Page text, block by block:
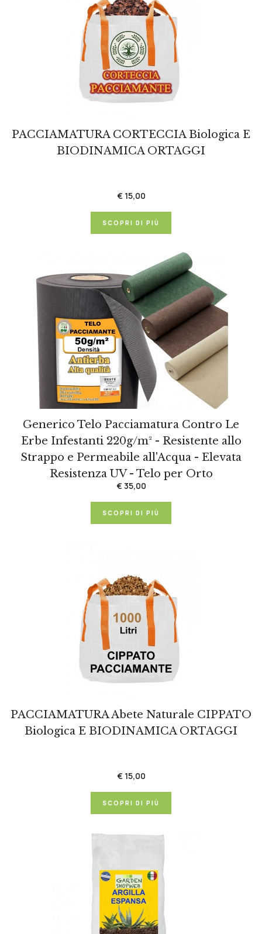
PACCIAMATURA CORTECCIA Biologica E
BIODINAMICA ORTAGGI
€ 15,00
SCOPRI DI PIÙ
Generico Telo Pacciamatura Contro Le
Erbe Infestanti 220g/m² - Resistente allo
Strappo e Permeabile all'Acqua - Elevata
Resistenza UV - Telo per Orto
€ 35,00
SCOPRI DI PIÙ
PACCIAMATURA Abete Naturale CIPPATO
Biologica E BIODINAMICA ORTAGGI
€ 15,00
SCOPRI DI PIÙ